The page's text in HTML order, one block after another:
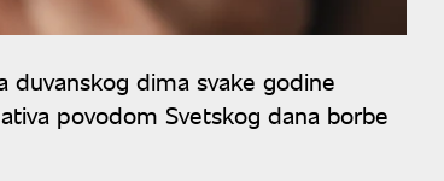
duvanskog dima svake godine
povodom Svetskog dana borbe